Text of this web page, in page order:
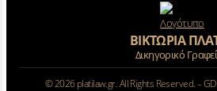
ΒΙΚΤΩΡΙΑ
Δικηγορικό
©2026platilaw.gr. All Rights Reserved. –